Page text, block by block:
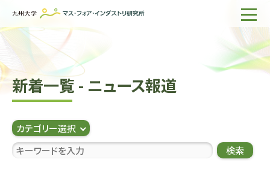
ホーム
IMIについて
組織・所員
研究活動
企業の方へ
新着一覧 - ニュース報道
カテゴリー選択
検索